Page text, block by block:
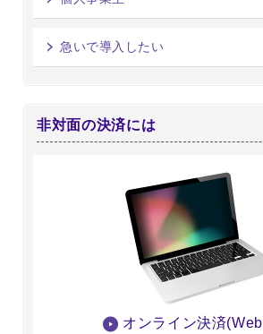
急いで導入したい
非対面の決済には
オンライン決済